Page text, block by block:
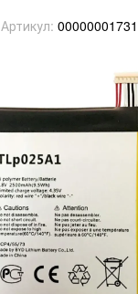
Артикул: 00000001731